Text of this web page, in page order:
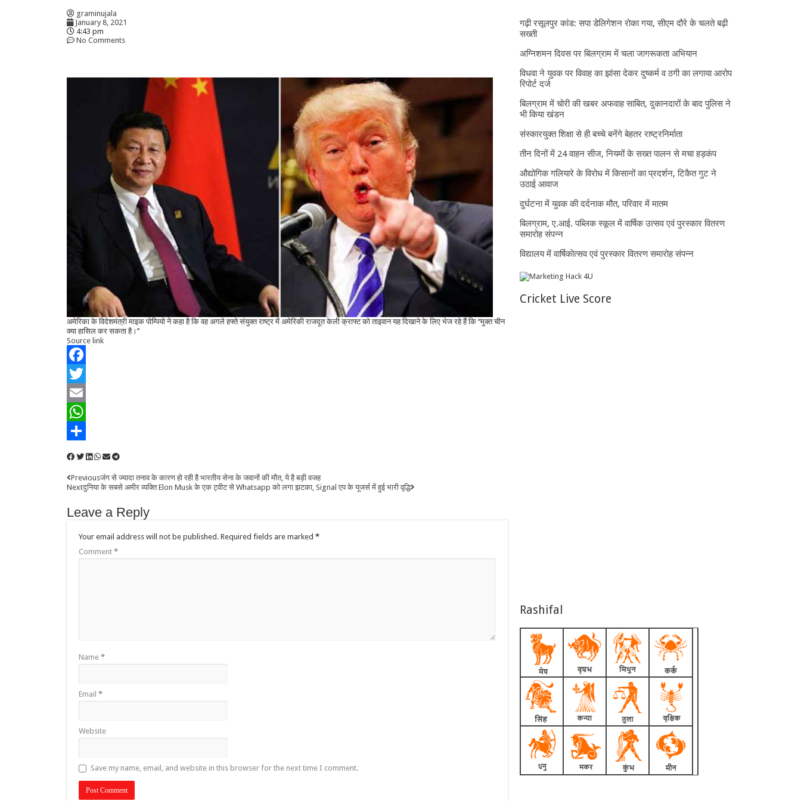
graminujala
January 8, 2021
4:43 pm
No Comments
अमेरिका के विदेशमंत्री माइक पोम्पियो ने कहा है कि वह अगले हफ्ते संयुक्त राष्ट्र में अमेरिकी राजदूत केली क्राफ्ट को ताइवान यह दिखाने के लिए भेज रहे हैं कि ‘‘मुक्त चीन
क्या हासिल कर सकता है।’’
Source link
Facebook
Twitter
Email
WhatsApp
Previousजंग से ज्यादा तनाव के कारण हो रही है भारतीय सेना के जवानों की मौत, ये है बड़ी वजह
Nextदुनिया के सबसे अमीर व्‍यक्ति Elon Musk के एक ट्वीट से Whatsapp को लगा झटका, Signal एप के यूजर्स में हुई भारी वृद्धि
Leave a Reply
Your email address will not be published. Required fields are marked *
Comment *
Name *
Email *
Website
Save my name, email, and website in this browser for the next time I comment.
गढ़ी रसूलपुर कांड: सपा डेलिगेशन रोका गया, सीएम दौरे के चलते बढ़ी
सख्ती
अग्निशमन दिवस पर बिलग्राम में चला जागरूकता अभियान
विधवा ने युवक पर विवाह का झांसा देकर दुष्कर्म व ठगी का लगाया आरोप
रिपोर्ट दर्ज
बिलग्राम में चोरी की खबर अफवाह साबित, दुकानदारों के बाद पुलिस ने
भी किया खंडन
संस्कारयुक्त शिक्षा से ही बच्चे बनेंगे बेहतर राष्ट्रनिर्माता
तीन दिनों में 24 वाहन सीज, नियमों के सख्त पालन से मचा हड़कंप
औद्योगिक गलियारे के विरोध में किसानों का प्रदर्शन, टिकैत गुट ने
उठाई आवाज
दुर्घटना में युवक की दर्दनाक मौत, परिवार में मातम
बिलग्राम, ए.आई. पब्लिक स्कूल में वार्षिक उत्सव एवं पुरस्कार वितरण
समारोह संपन्न
विद्यालय में वार्षिकोत्सव एवं पुरस्कार वितरण समारोह संपन्न
Cricket Live Score
Rashifal